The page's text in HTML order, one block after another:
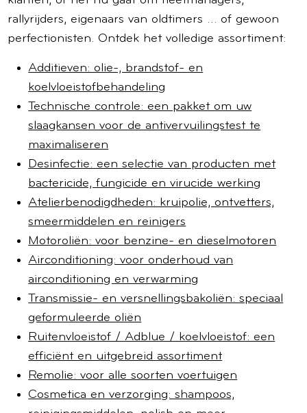
rallyrijders, eigenaars van oldtimers … of gewoon
perfectionisten. Ontdek het volledige assortiment:
Additieven: olie-, brandstof- en
koelvloeistofbehandeling
Technische controle: een pakket om uw
slaagkansen voor de antivervuilingstest te
maximaliseren
Desinfectie: een selectie van producten met
bactericide, fungicide en virucide werking
Atelierbenodigdheden: kruipolie, ontvetters,
smeermiddelen en reinigers
Motoroliën: voor benzine- en dieselmotoren
Airconditioning: voor onderhoud van
airconditioning en verwarming
Transmissie- en versnellingsbakoliën: speciaal
geformuleerde oliën
Ruitenvloeistof / Adblue / koelvloeistof: een
efficiënt en uitgebreid assortiment
Remolie: voor alle soorten voertuigen
Cosmetica en verzorging: shampoos,